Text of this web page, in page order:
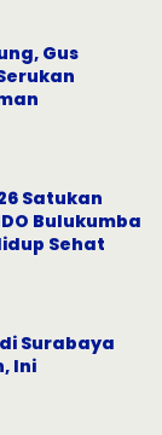
Gus
Satukan
Bulukumba
Sehat
Surabaya
Ini